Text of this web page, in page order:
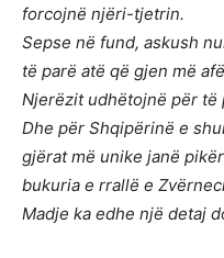
forcojnë njëri-tjetrin.
Sepse në fund, askush
të parë atë që gjen më
Njerëzit udhëtojnë për të
Dhe për Shqipërinë e
gjërat më unike janë
bukuria e rrallë e
Madje ka edhe një detaj